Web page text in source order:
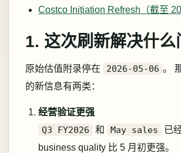
Costco Initiation Refresh（截至
1. 这次刷新解决什么
原始估值附录停在 2026-05-06 。
的新信息有两类：
经营验证更强
Q3 FY2026
和 May sales
已
business quality 比 5 月初更强。